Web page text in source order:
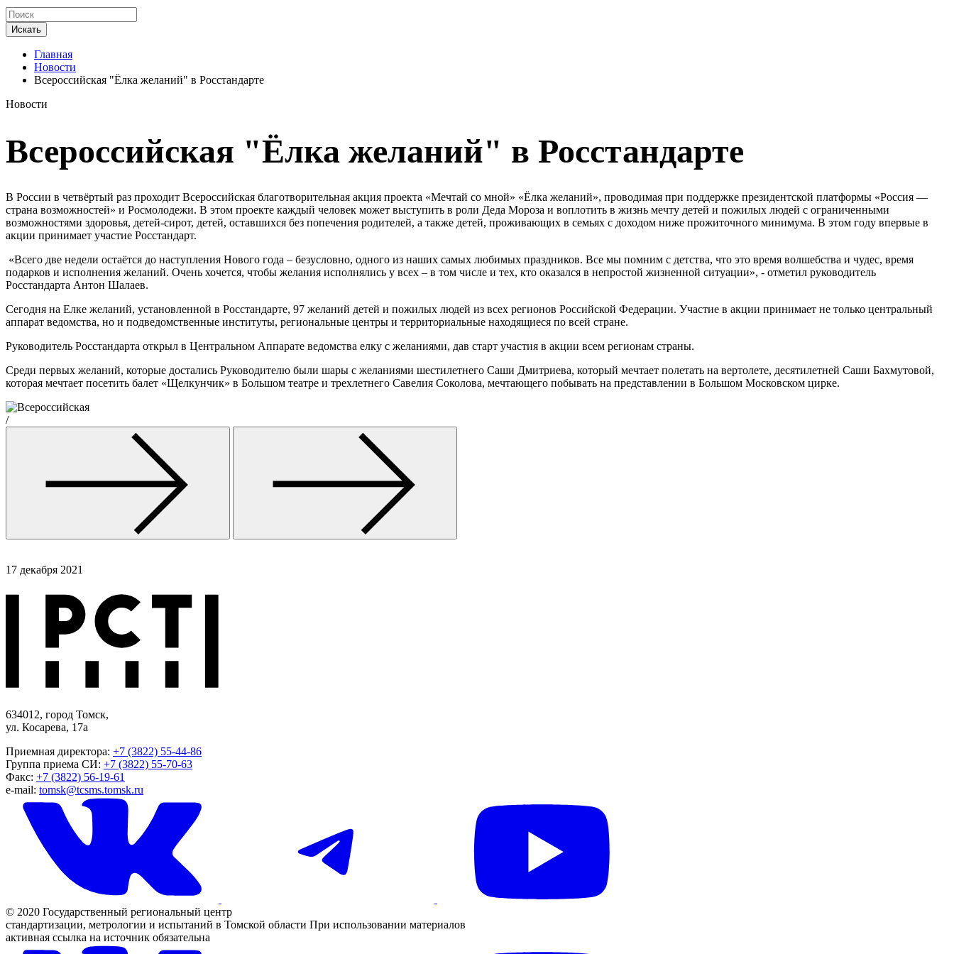
Искать
Главная
Новости
Всероссийская "Ёлка желаний" в Росстандарте
Новости
Всероссийская "Ёлка желаний" в Росстандарте
В России в четвёртый раз проходит Всероссийская благотворительная акция проекта «Мечтай со мной» «Ёлка желаний», проводимая при поддержке президентской платформы «Россия —
страна возможностей» и Росмолодежи. В этом проекте каждый человек может выступить в роли Деда Мороза и воплотить в жизнь мечту детей и пожилых людей с ограниченными
возможностями здоровья, детей-сирот, детей, оставшихся без попечения родителей, а также детей, проживающих в семьях с доходом ниже прожиточного минимума. В этом году впервые в
акции принимает участие Росстандарт.
«Всего две недели остаётся до наступления Нового года – безусловно, одного из наших самых любимых праздников. Все мы помним с детства, что это время волшебства и чудес, время
подарков и исполнения желаний. Очень хочется, чтобы желания исполнялись у всех – в том числе и тех, кто оказался в непростой жизненной ситуации», - отметил руководитель
Росстандарта Антон Шалаев.
Сегодня на Елке желаний, установленной в Росстандарте, 97 желаний детей и пожилых людей из всех регионов Российской Федерации. Участие в акции принимает не только центральный
аппарат ведомства, но и подведомственные институты, региональные центры и территориальные находящиеся по всей стране.
Руководитель Росстандарта открыл в Центральном Аппарате ведомства елку с желаниями, дав старт участия в акции всем регионам страны.
Среди первых желаний, которые достались Руководителю были шары с желаниями шестилетнего Саши Дмитриева, который мечтает полетать на вертолете, десятилетней Саши Бахмутовой,
которая мечтает посетить балет «Щелкунчик» в Большом театре и трехлетнего Савелия Соколова, мечтающего побывать на представлении в Большом Московском цирке.
/
17 декабря 2021
634012, город Томск,
ул. Косарева, 17а
Приемная директора: +7 (3822) 55-44-86
Группа приема СИ: +7 (3822) 55-70-63
Факс: +7 (3822) 56-19-61
e-mail: tomsk@tcsms.tomsk.ru
© 2020 Государственный региональный центр
стандартизации, метрологии и испытаний в Томской области При использовании материалов
активная ссылка на источник обязательна